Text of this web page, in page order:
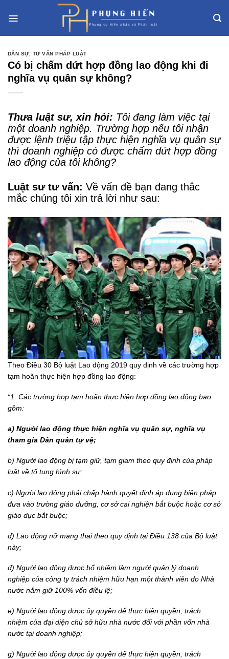
DÂN SỰ, TƯ VẤN PHÁP LUẬT
Có bị chấm dứt hợp đồng lao động khi đi
nghĩa vụ quân sự không?
Thưa luật sư, xin hỏi: Tôi đang làm việc tại
một doanh nghiệp. Trường hợp nếu tôi nhận
được lệnh triệu tập thực hiện nghĩa vụ quân sự
thì doanh nghiệp có được chấm dứt hợp đồng
lao động của tôi không?
Luật sư tư vấn: Về vấn đề bạn đang thắc
mắc chúng tôi xin trả lời như sau:
Theo Điều 30 Bộ luật Lao động 2019 quy định về các trường hợp
tạm hoãn thực hiện hợp đồng lao động:
“1. Các trường hợp tạm hoãn thực hiện hợp đồng lao động bao
gồm:
a) Người lao động thực hiện nghĩa vụ quân sự, nghĩa vụ
tham gia Dân quân tự vệ;
b) Người lao động bị tạm giữ, tạm giam theo quy định của pháp
luật về tố tụng hình sự;
c) Người lao động phải chấp hành quyết định áp dụng biện pháp
đưa vào trường giáo dưỡng, cơ sở cai nghiện bắt buộc hoặc cơ sở
giáo dục bắt buộc;
d) Lao động nữ mang thai theo quy định tại Điều 138 của Bộ luật
này;
đ) Người lao động được bổ nhiệm làm người quản lý doanh
nghiệp của công ty trách nhiệm hữu hạn một thành viên do Nhà
nước nắm giữ 100% vốn điều lệ;
e) Người lao động được ủy quyền để thực hiện quyền, trách
nhiệm của đại diện chủ sở hữu nhà nước đối với phần vốn nhà
nước tại doanh nghiệp;
g) Người lao động được ủy quyền để thực hiện quyền, trách